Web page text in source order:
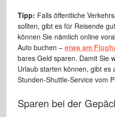
Tipp: Falls öffentliche
sollten, gibt es für Reisende
können Sie nämlich online
Auto buchen – etwa am
bares Geld sparen. Damit Sie
Urlaub starten können, gibt es
Stunden-Shuttle-Service vom
Sparen bei der